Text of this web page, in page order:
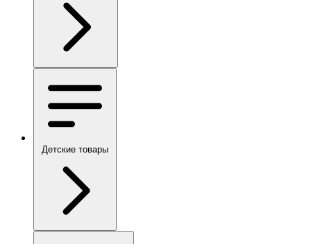
Детские товары